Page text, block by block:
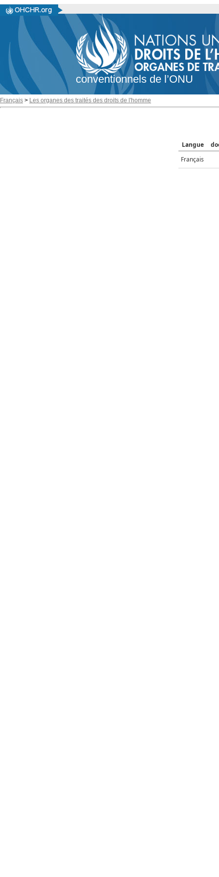
conventionnels de l’ONU
Français > Les organes des traités des droits de l'homme
Langue
Français